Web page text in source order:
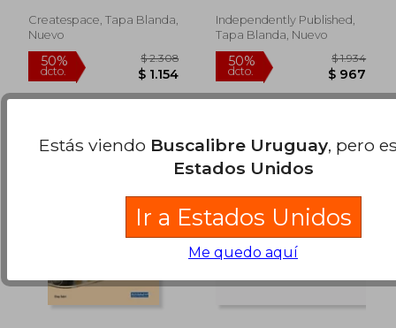
dcto. $ 4.264 dcto.
used to manage
energy at an
Createspace, Tapa Blanda,
Nuevo
29,7 cm pour toute
l'année 2020 (en
Independently Published,
Tapa Blanda, Nuevo
Estás viendo Buscalibre Uruguay, pero
Estados Unidos
Ir a Estados Unidos
Me quedo aquí